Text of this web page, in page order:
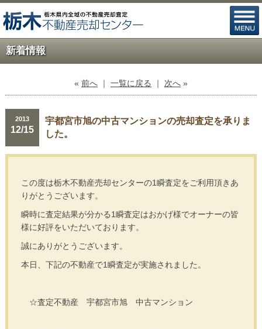
新着情報
« 前へ ｜ 一覧に戻る ｜ 次へ »
2013
12/15
宇都宮市旭の中古マンションの売却査定を承りま
した。
この度は栃木不動産売却センターの1瞬査定をご利用頂きあ
りがとうございます。
瞬時に査定結果が分かる1瞬査定はおかげ様でオーナーの皆
様に好評をいただいております。
誠にありがとうございます。
本日、下記の不動産で1瞬査定が実施されました。
☆査定不動産 宇都宮市旭 中古マンション